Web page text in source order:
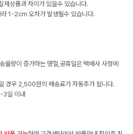
제상품과 차이가 있을수 있습니다.
1-2cm 오차가 발생될수 있습니다.
물량이 증가하는 명절,공휴일은 택배사 사정에
경우 2,500원의 배송료가 자동추가 됩니다.
3일 이내